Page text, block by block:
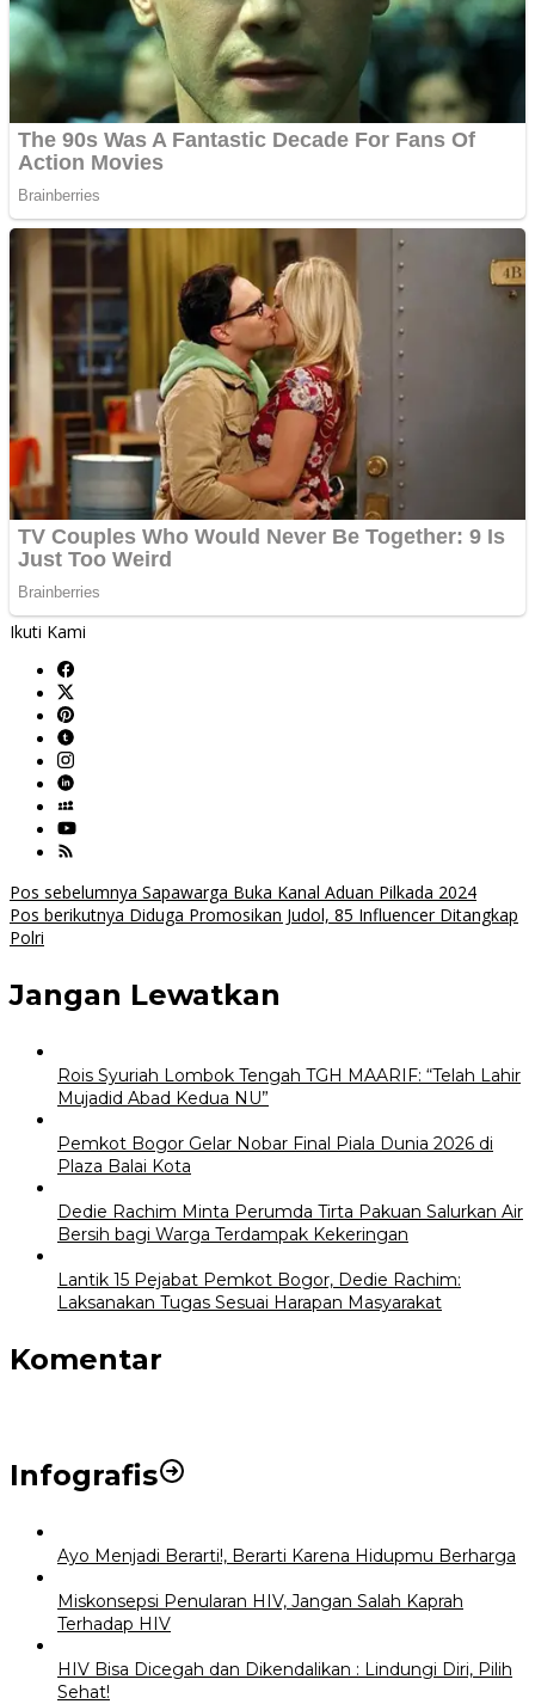
Ikuti Kami
Navigasi
pos
Pos sebelumnya Sapawarga Buka Kanal Aduan Pilkada 2024
Pos berikutnya Diduga Promosikan Judol, 85 Influencer Ditangkap
Polri
Jangan Lewatkan
Rois Syuriah Lombok Tengah TGH MAARIF: “Telah Lahir
Mujadid Abad Kedua NU”
Pemkot Bogor Gelar Nobar Final Piala Dunia 2026 di
Plaza Balai Kota
Dedie Rachim Minta Perumda Tirta Pakuan Salurkan Air
Bersih bagi Warga Terdampak Kekeringan
Lantik 15 Pejabat Pemkot Bogor, Dedie Rachim:
Laksanakan Tugas Sesuai Harapan Masyarakat
Komentar
Infografis
Ayo Menjadi Berarti!, Berarti Karena Hidupmu Berharga
Miskonsepsi Penularan HIV, Jangan Salah Kaprah
Terhadap HIV
HIV Bisa Dicegah dan Dikendalikan : Lindungi Diri, Pilih
Sehat!